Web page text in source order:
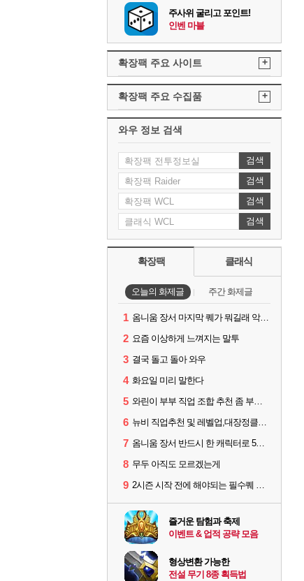
주사위 굴리고 포인트!
인벤 마블
확장팩 주요 사이트 +
확장팩 주요 수집품 +
와우 정보 검색
검색
검색
검색
검색
확장팩 클래식
오늘의 화제글 주간 화제글
1 옴니움 장서 마지막 퀘가 뭐길래 악명이 높은거임?
2 요즘 이상하게 느껴지는 말투
3 결국 돌고 돌아 와우
4 화요일 미리 말한다
5 와린이 부부 직업 조합 추천 좀 부탁드립니다! 형님들!
6 뉴비 직업추천 및 레벨업,대장정클리어 시간이 궁금합니다!
7 옴니움 장서 반드시 한 캐릭터로 5단계까지 밀어야 하나요?
8 무두 아직도 모르겠는게
9 2시즌 시작 전에 해야되는 필수퀘 있나요?
즐거운 탐험과 축제
이벤트 & 업적 공략 모음
형상변환 가능한
전설 무기 8종 획득법